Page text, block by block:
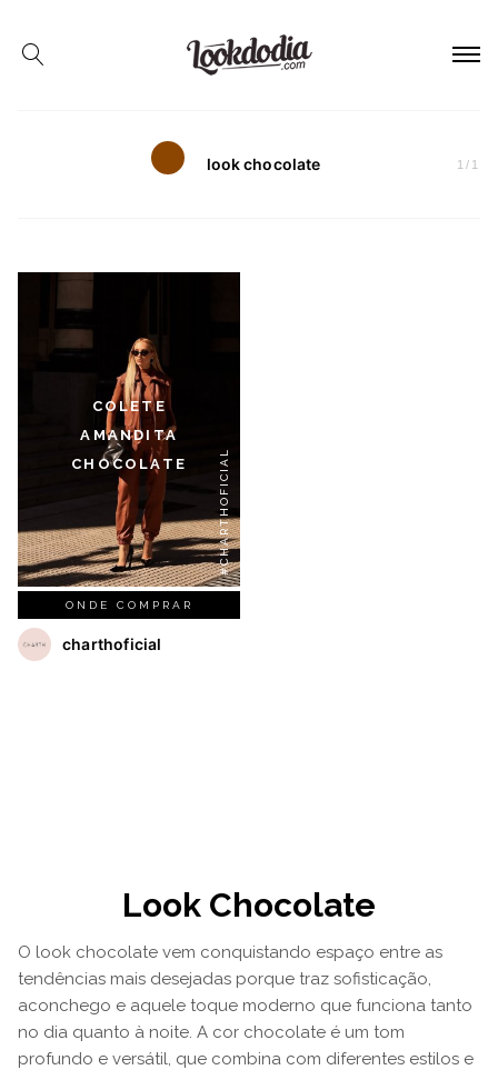
look chocolate 1 / 1
COLETE
AMANDITA
CHOCOLATE
#CHARTHOFICIAL
ONDE COMPRAR
charthoficial
Look Chocolate
O look chocolate vem conquistando espaço entre as
tendências mais desejadas porque traz sofisticação,
aconchego e aquele toque moderno que funciona tanto
no dia quanto à noite. A cor chocolate é um tom
profundo e versátil, que combina com diferentes estilos e